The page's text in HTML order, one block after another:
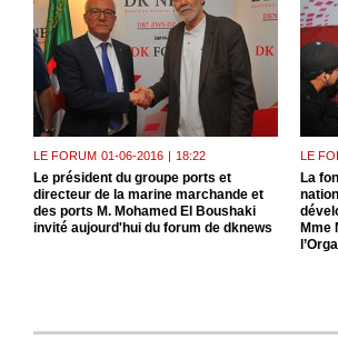
LE FORUM 01-06-2016 | 18:22
Le président du groupe ports et
directeur de la marine marchande et
des ports M. Mohamed El Boushaki
invité aujourd'hui du forum de dknews
LE
La
Mme